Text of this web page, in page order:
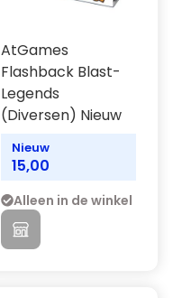
AtGames
Flashback Blast-
Legends
(Diversen) Nieuw
Nieuw
15,00
Alleen in de winkel